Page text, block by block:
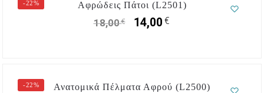
-22% Αφρώδεις Πάτοι (L2501)
18,00€ 14,00€
-22% Ανατομικά Πέλματα Αφρού (L2500)